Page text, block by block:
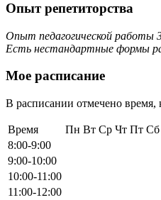
Опыт репетиторства
Опыт педагогической работы
Есть нестандартные формы
Мое расписание
В расписании отмечено время,
Время Пн Вт Ср Чт Пт Сб
8:00-9:00
9:00-10:00
10:00-11:00
11:00-12:00